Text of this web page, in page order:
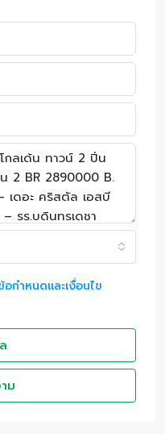
อกำหนดและเงื่อนไข
ม